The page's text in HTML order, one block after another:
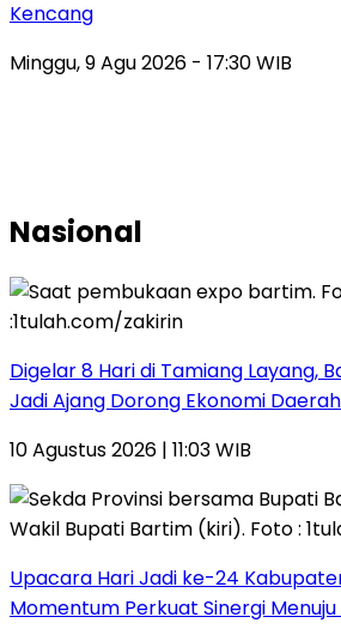
Kencang
Minggu, 9 Agu 2026 - 17:30 WIB
Nasional
Digelar 8 Hari di Tamiang Layang,
Jadi Ajang Dorong Ekonomi Daerah
10 Agustus 2026 | 11:03 WIB
Upacara Hari Jadi ke-24
Momentum Perkuat Sinergi Menuju